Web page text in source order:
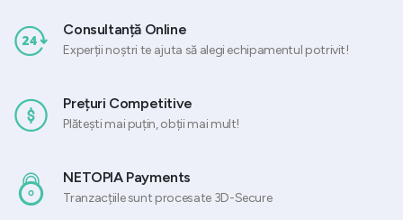
Consultanță Online
Experții noștri te ajuta să alegi echipamentul potrivit!
Prețuri Competitive
Plătești mai puțin, obții mai mult!
NETOPIA Payments
Tranzacțiile sunt procesate 3D-Secure